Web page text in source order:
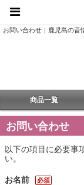
お問い合わせ｜鹿児島の
商品一覧
お問い合わせ
以下の項目に必要事
い。
お名前 必須